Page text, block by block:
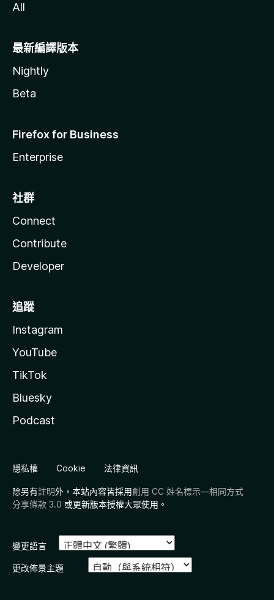
All
最新編譯版本
Nightly
Beta
Firefox for Business
Enterprise
社群
Connect
Contribute
Developer
追蹤
Instagram
YouTube
TikTok
Bluesky
Podcast
隱私權 Cookie 法律資訊
除另有註明外，本站內容皆採用創用 CC 姓名標示—相同方式
分享條款 3.0 或更新版本授權大眾使用。
變更語言
更改佈景主題